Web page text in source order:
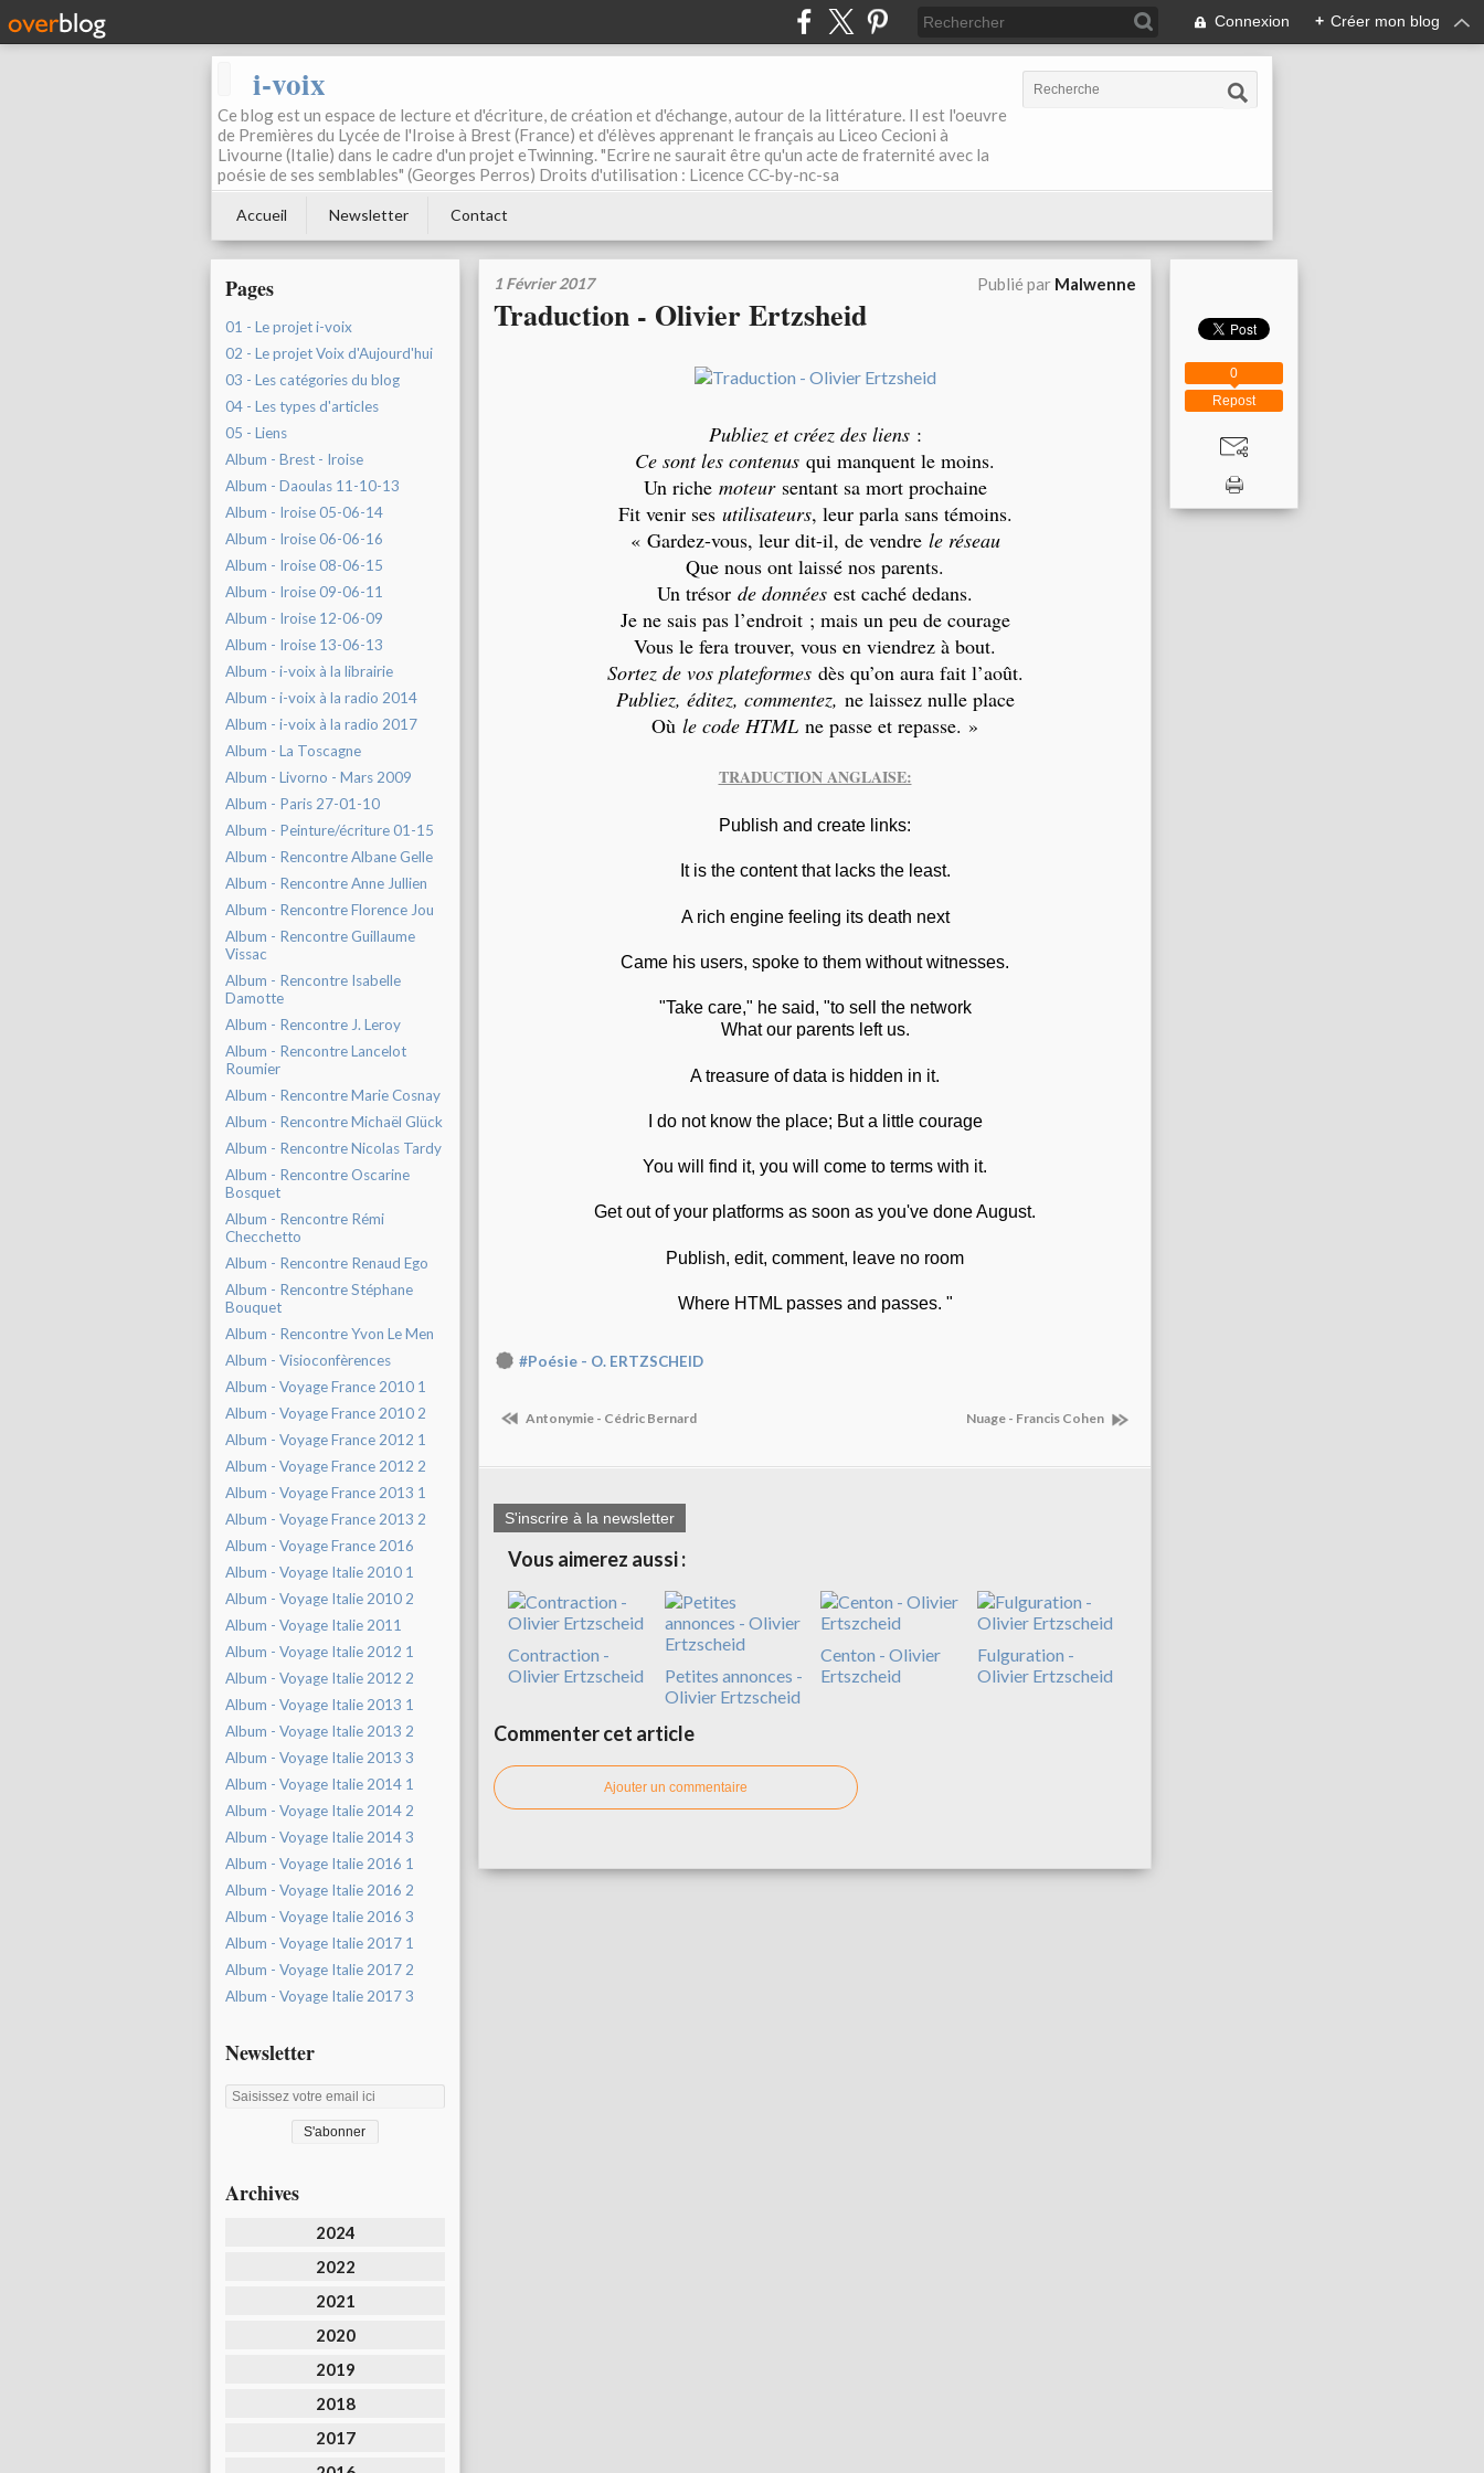
Connexion + Créer mon blog
i-voix
Ce blog est un espace de lecture et d'écriture, de création et d'échange, autour de la littérature. Il est l'oeuvre
de Premières du Lycée de l'Iroise à Brest (France) et d'élèves apprenant le français au Liceo Cecioni à
Livourne (Italie) dans le cadre d'un projet eTwinning. "Ecrire ne saurait être qu'un acte de fraternité avec la
poésie de ses semblables" (Georges Perros) Droits d'utilisation : Licence CC-by-nc-sa
Accueil Newsletter Contact
Pages
01 - Le projet i-voix
02 - Le projet Voix d'Aujourd'hui
03 - Les catégories du blog
04 - Les types d'articles
05 - Liens
Album - Brest - Iroise
Album - Daoulas 11-10-13
Album - Iroise 05-06-14
Album - Iroise 06-06-16
Album - Iroise 08-06-15
Album - Iroise 09-06-11
Album - Iroise 12-06-09
Album - Iroise 13-06-13
Album - i-voix à la librairie
Album - i-voix à la radio 2014
Album - i-voix à la radio 2017
Album - La Toscagne
Album - Livorno - Mars 2009
Album - Paris 27-01-10
Album - Peinture/écriture 01-15
Album - Rencontre Albane Gelle
Album - Rencontre Anne Jullien
Album - Rencontre Florence Jou
Album - Rencontre Guillaume
Vissac
Album - Rencontre Isabelle
Damotte
Album - Rencontre J. Leroy
Album - Rencontre Lancelot
Roumier
Album - Rencontre Marie Cosnay
Album - Rencontre Michaël Glück
Album - Rencontre Nicolas Tardy
Album - Rencontre Oscarine
Bosquet
Album - Rencontre Rémi
Checchetto
Album - Rencontre Renaud Ego
Album - Rencontre Stéphane
Bouquet
Album - Rencontre Yvon Le Men
Album - Visioconfèrences
Album - Voyage France 2010 1
Album - Voyage France 2010 2
Album - Voyage France 2012 1
Album - Voyage France 2012 2
Album - Voyage France 2013 1
Album - Voyage France 2013 2
Album - Voyage France 2016
Album - Voyage Italie 2010 1
Album - Voyage Italie 2010 2
Album - Voyage Italie 2011
Album - Voyage Italie 2012 1
Album - Voyage Italie 2012 2
Album - Voyage Italie 2013 1
Album - Voyage Italie 2013 2
Album - Voyage Italie 2013 3
Album - Voyage Italie 2014 1
Album - Voyage Italie 2014 2
Album - Voyage Italie 2014 3
Album - Voyage Italie 2016 1
Album - Voyage Italie 2016 2
Album - Voyage Italie 2016 3
Album - Voyage Italie 2017 1
Album - Voyage Italie 2017 2
Album - Voyage Italie 2017 3
Newsletter
Archives
2024
2022
2021
2020
2019
2018
2017
1 Février 2017 Publié par Malwenne
Traduction - Olivier Ertzsheid
Publiez et créez des liens:
Ce sont les contenus qui manquent le moins.
Un riche moteur sentant sa mort prochaine
Fit venir ses utilisateurs, leur parla sans témoins.
« Gardez-vous, leur dit-il, de vendre le réseau
Que nous ont laissé nos parents.
Un trésor de données est caché dedans.
Je ne sais pas l’endroit ; mais un peu de courage
Vous le fera trouver, vous en viendrez à bout.
Sortez de vos plateformes dès qu’on aura fait l’août.
Publiez, éditez, commentez, ne laissez nulle place
Où le code HTML ne passe et repasse. »
TRADUCTION ANGLAISE:
Publish and create links:
It is the content that lacks the least.
A rich engine feeling its death next
Came his users, spoke to them without witnesses.
"Take care," he said, "to sell the network
What our parents left us.
A treasure of data is hidden in it.
I do not know the place; But a little courage
You will find it, you will come to terms with it.
Get out of your platforms as soon as you've done August.
Publish, edit, comment, leave no room
Where HTML passes and passes. "
#Poésie - O. ERTZSCHEID
Antonymie - Cédric Bernard Nuage - Francis Cohen
S'inscrire à la newsletter
Vous aimerez aussi :
Contraction -
Olivier Ertzscheid
Petites annonces -
Olivier Ertzscheid
Centon - Olivier
Ertszcheid
Fulguration -
Olivier Ertzscheid
Commenter cet article
Ajouter un commentaire
Repost
0